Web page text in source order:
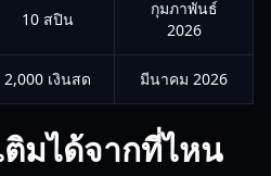
10 สปิน
กุมภาพันธ์
2026
2,000 เงินสด มีนาคม 2026
ติมได้จากที่ไหน